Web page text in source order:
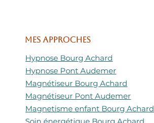
Mes approches
Hypnose Bourg Achard
Hypnose Pont Audemer
Magnétiseur Bourg Achard
Magnétiseur Pont Audemer
Magnetisme enfant Bourg Achard